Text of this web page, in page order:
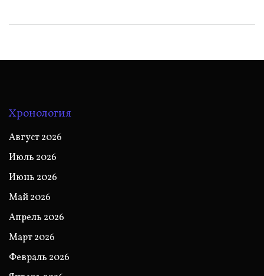
Хронология
Август 2026
Июль 2026
Июнь 2026
Май 2026
Апрель 2026
Март 2026
Февраль 2026